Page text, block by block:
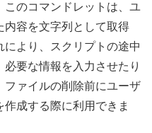
このコマンドレットは、ユ
内容を文字列として取得
により、スクリプトの途中
要な情報を入力させたり
ァイルの削除前にユーザ
成する際に利用できま